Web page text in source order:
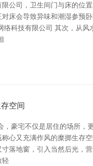
公司，卫生间门与床的位
床会导致异味和潮湿参预
络科技有限公司 其次，从
空间
，豪宅不仅是居住的场所
心又充满作风的糜掷生存
落地窗，引入当然后光，
轻